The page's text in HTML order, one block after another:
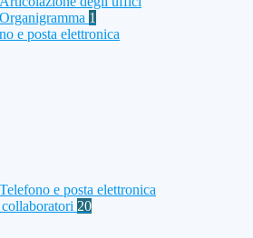
Organigramma 1
e posta elettronica
Telefono e posta elettronica
20